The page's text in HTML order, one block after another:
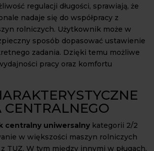
regulacji długości, sprawiają, że
nadaje się do współpracy z
rolniczych. Użytkownik może w
sposób dopasować ustawienie
zadania. Dzięki temu możliwe
pracy oraz komfortu
centralny uniwersalny kategorii 2/2
w większości maszyn rolniczych
TUZ. W tym między innymi w pługach,